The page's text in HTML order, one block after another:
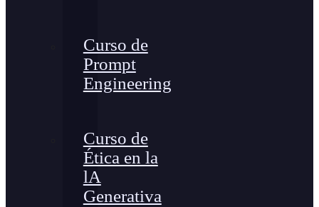
Curso de
Prompt
Engineering
Curso de
Ética en la
lA
Generativa